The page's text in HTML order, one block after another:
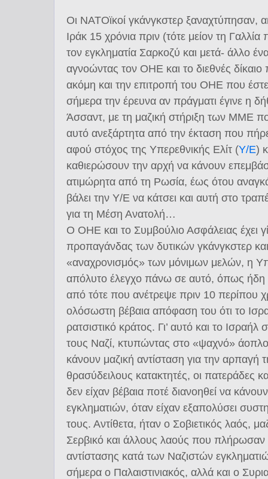
Οι ΝΑΤΟϊκοί γκάνγκστερ ξαναχτύπησαν,
Ιράκ 15 χρόνια πριν (τότε μείον τη Γαλλία
τον εγκληματία Σαρκοζύ και μετά- άλλο
αγνοώντας τον ΟΗΕ και το διεθνές
ακόμη και την επιτροπή του ΟΗΕ που
σήμερα την έρευνα αν πράγματι έγινε η
Άσσαντ, με τη μαζική στήριξη των ΜΜΕ
αυτό ανεξάρτητα από την έκταση που
αφού στόχος της Υπερεθνικής Ελίτ (Υ/Ε)
καθιερώσουν την αρχή να κάνουν
ατιμώρητα από τη Ρωσία, έως ότου
βάλει την Υ/Ε να κάτσει και αυτή στο
για τη Μέση Ανατολή…
Ο ΟΗΕ και το Συμβούλιο Ασφάλειας έχει
προπαγάνδας των δυτικών γκάνγκστερ
«αναχρονισμός» των μόνιμων μελών, η
απόλυτο έλεγχο πάνω σε αυτό, όπως ήδη
από τότε που ανέτρεψε πριν 10 περίπου
ολόσωστη βέβαια απόφαση του ότι το
ρατσιστικό κράτος. Γι’ αυτό και το
τους Ναζί, κτυπώντας στο «ψαχνό»
κάνουν μαζική αντίσταση για την αρπαγή
θρασύδειλους κατακτητές, οι πατεράδες
δεν είχαν βέβαια ποτέ διανοηθεί να
εγκληματιών, όταν είχαν εξαπολύσει
τους. Αντίθετα, ήταν ο Σοβιετικός λαός,
Σερβικό και άλλους λαούς που πλήρωσαν
αντίστασης κατά των Ναζιστών
σήμερα ο Παλαιστινιακός, αλλά και ο